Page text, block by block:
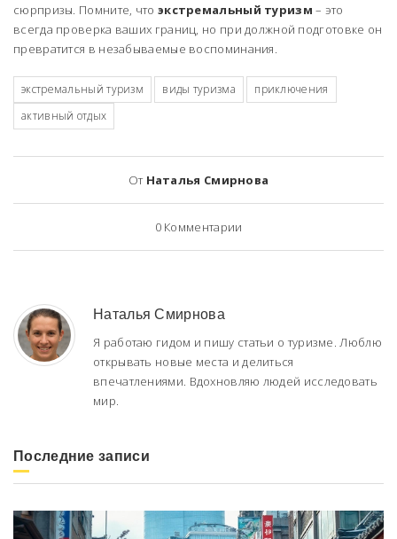
сюрпризы. Помните, что экстремальный туризм – это
всегда проверка ваших границ, но при должной подготовке он
превратится в незабываемые воспоминания.
экстремальный туризм виды туризма
приключения
активный отдых
От Наталья Смирнова
0Комментарии
Наталья Смирнова
Я работаю гидом и пишу статьи о туризме. Люблю
открывать новые места и делиться
впечатлениями. Вдохновляю людей исследовать
мир.
Последние записи